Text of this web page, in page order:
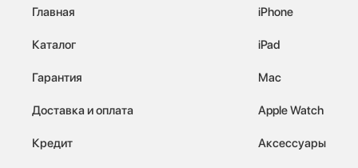
Главная
Каталог
Гарантия
Доставка и оплата
Кредит
iPhone
iPad
Mac
Apple Watch
Аксессуары